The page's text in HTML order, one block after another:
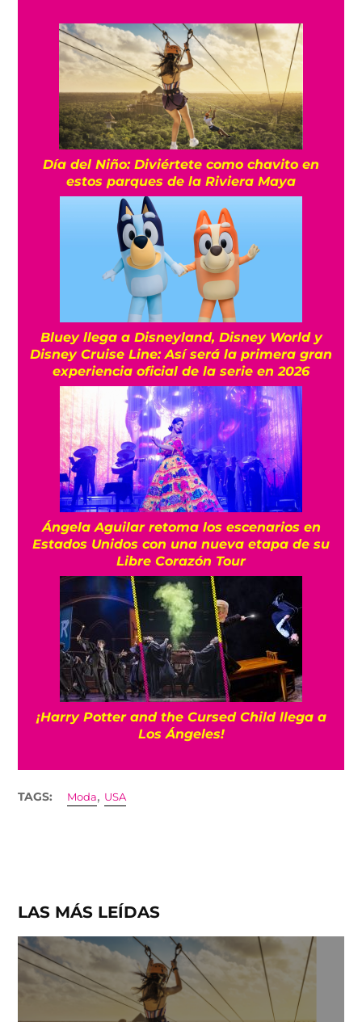
Día del Niño: Diviértete como chavito en
estos parques de la Riviera Maya
Bluey llega a Disneyland, Disney World y
Disney Cruise Line: Así será la primera gran
experiencia oficial de la serie en 2026
Ángela Aguilar retoma los escenarios en
Estados Unidos con una nueva etapa de su
Libre Corazón Tour
¡Harry Potter and the Cursed Child llega a
Los Ángeles!
TAGS: Moda, USA
LAS MÁS LEÍDAS